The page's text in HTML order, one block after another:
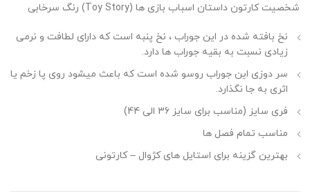
شخصیت کارتون داستان اسباب بازی ها (Toy Story) رنگ سرخابی
نخ بافته شده در این جوراب ، نخ پنبه است که دارای لطافت و نرمی
زیادی نسبت به بقیه جوراب ها دارد.
سر دوزی این جوراب روسو شده است که باعث میشود روی پا زخم یا
اثری به جا نگذارد.
فری سایز (مناسب برای سایز 36 الی 44)
مناسب تمام فصل ها
بهترین گزینه برای استایل های کژوال – کارتونی